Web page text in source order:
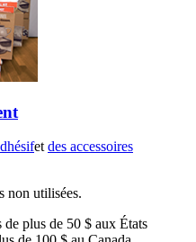
et des accessoires
non utilisées.
plus de 50 $ aux États